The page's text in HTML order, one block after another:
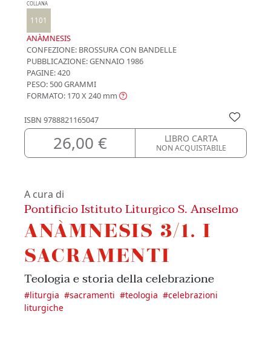
COLLANA
1101
ANÀMNESIS
CONFEZIONE: BROSSURA CON BANDELLE
PUBBLICAZIONE:GENNAIO 1986
PAGINE: 420
PESO: 500 GRAMMI
FORMATO: 170 X 240 mm
ISBN 9788821165047
26,00 € LIBRO CARTA
NON ACQUISTABILE
A cura di
Pontificio Istituto Liturgico S. Anselmo
ANÀMNESIS 3/1. I
SACRAMENTI
Teologia e storia della celebrazione
#liturgia #sacramenti #teologia #celebrazioni
liturgiche